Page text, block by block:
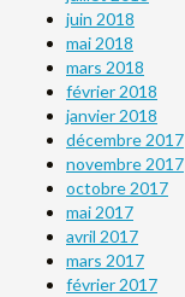
juin 2018
mai 2018
mars 2018
février 2018
janvier 2018
décembre 2017
novembre 2017
octobre 2017
mai 2017
avril 2017
mars 2017
février 2017